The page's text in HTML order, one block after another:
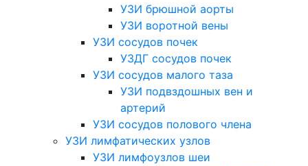
УЗИ брюшной аорты
УЗИ воротной вены
УЗИ сосудов почек
УЗДГ сосудов почек
УЗИ сосудов малого таза
УЗИ подвздошных вен и
артерий
УЗИ сосудов полового члена
УЗИ лимфатических узлов
УЗИ лимфоузлов шеи